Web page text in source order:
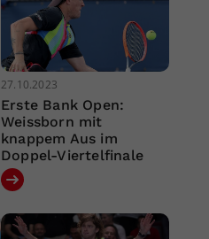
27.10.2023
Erste Bank Open:
Weissborn mit
knappem Aus im
Doppel-Viertelfinale